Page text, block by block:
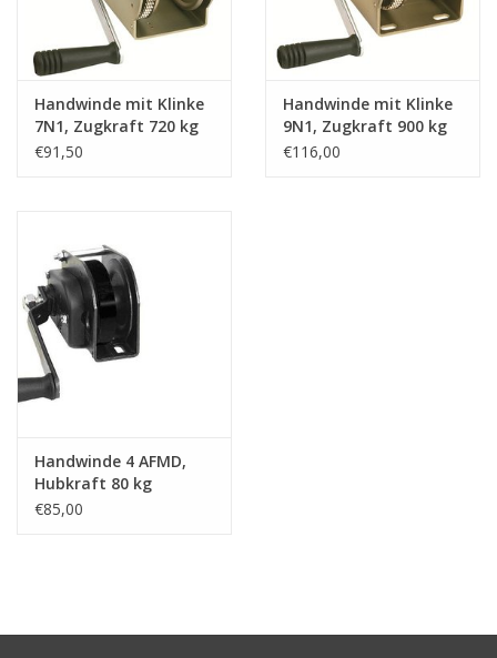
Handwinde mit Klinke
7N1, Zugkraft 720 kg
€91,50
Handwinde mit Klinke
9N1, Zugkraft 900 kg
€116,00
Handwinde 4 AFMD,
Hubkraft 80 kg
€85,00